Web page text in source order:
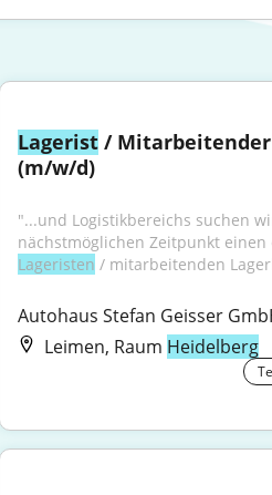
Lagerist /
(m/w/d)
"...und Logistikbereichs suchen
Lageristen / mitarbeitenden
Autohaus Stefan Geisser
Leimen, Raum Heidelberg